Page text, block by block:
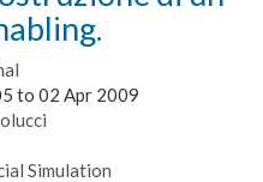
to 02 Apr 2009
Simulation